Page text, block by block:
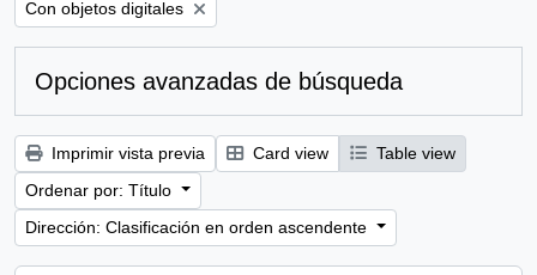
Remove filter:
Con objetos digitales
Opciones avanzadas de búsqueda
Imprimir vista previa Card view
Table view
Ordenar por: Título
Dirección: Clasificación en orden ascendente